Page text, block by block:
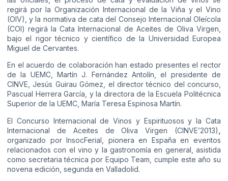
regirá por la Organización Internacional de la Viña y el Vino
(OIV), y la normativa de cata del Consejo Internacional Oleícola
(COI) regirá la Cata Internacional de Aceites de Oliva Virgen,
bajo el rigor técnico y científico de la Universidad Europea
Miguel de Cervantes.
En el acuerdo de colaboración han estado presentes el rector
de la UEMC, Martín J. Fernández Antolín, el presidente de
CINVE, Jesús Guirau Gómez, el director técnico del concurso,
Pascual Herrera García, y la directora de la Escuela Politécnica
Superior de la UEMC, María Teresa Espinosa Martín.
El Concurso Internacional de Vinos y Espirituosos y la Cata
Internacional de Aceites de Oliva Virgen (CINVE’2013)
organizado por InsocFerial, pionera en España en eventos
relacionados con el vino y la gastronomía en general, asistida
como secretaria técnica por Equipo Team, cumple este año su
novena edición, segunda en Valladolid.